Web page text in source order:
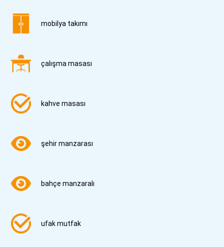
mobilya takımı
çalışma masası
kahve masası
şehir manzarası
bahçe manzaralı
ufak mutfak